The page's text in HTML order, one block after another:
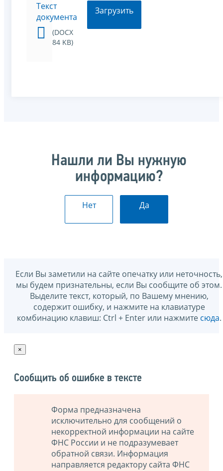
Текст
документа
(DOCX
84 KB)
Загрузить
Нашли ли Вы нужную
информацию?
Нет Да
Если Вы заметили на сайте опечатку или неточность,
мы будем признательны, если Вы сообщите об этом.
Выделите текст, который, по Вашему мнению,
содержит ошибку, и нажмите на клавиатуре
комбинацию клавиш: Ctrl + Enter или нажмите сюда.
×
Сообщить об ошибке в тексте
Форма предназначена
исключительно для сообщений о
некорректной информации на сайте
ФНС России и не подразумевает
обратной связи. Информация
направляется редактору сайта ФНС